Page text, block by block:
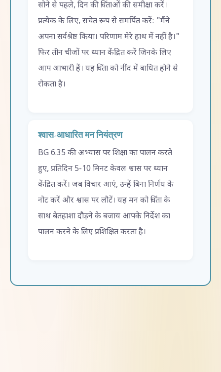
सोने से पहले, दिन की चिंताओं की समीक्षा करें।
प्रत्येक के लिए, सचेत रूप से समर्पित करें: "मैंने
अपना सर्वश्रेष्ठ किया। परिणाम मेरे हाथ में नहीं है।"
फिर तीन चीजों पर ध्यान केंद्रित करें जिनके लिए
आप आभारी हैं। यह चिंता को नींद में बाधित होने से
रोकता है।
श्वास-आधारित मन नियंत्रण
BG 6.35 की अभ्यास पर शिक्षा का पालन करते
हुए, प्रतिदिन 5-10 मिनट केवल श्वास पर ध्यान
केंद्रित करें। जब विचार आएं, उन्हें बिना निर्णय के
नोट करें और श्वास पर लौटें। यह मन को चिंता के
साथ बेतहाशा दौड़ने के बजाय आपके निर्देश का
पालन करने के लिए प्रशिक्षित करता है।